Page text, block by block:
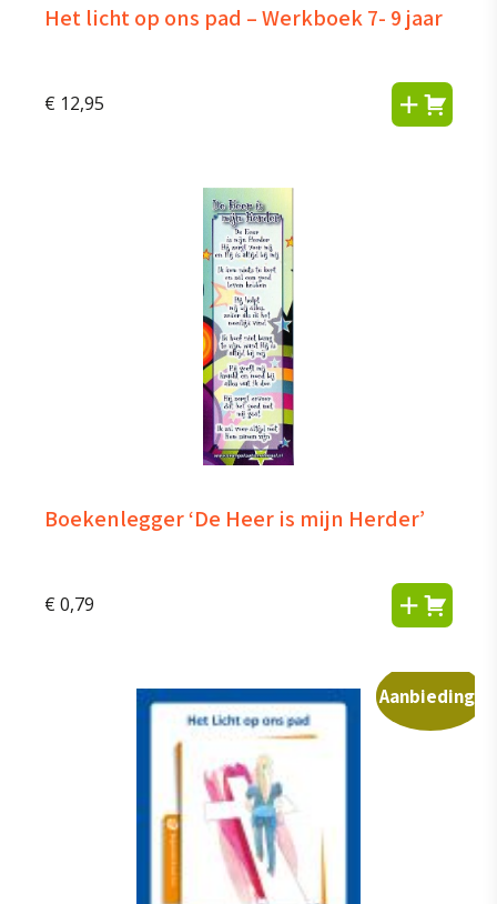
Het licht op ons pad – Werkboek 7- 9 jaar
€ 12,95
Boekenlegger ‘De Heer is mijn Herder’
€ 0,79
Aanbieding!